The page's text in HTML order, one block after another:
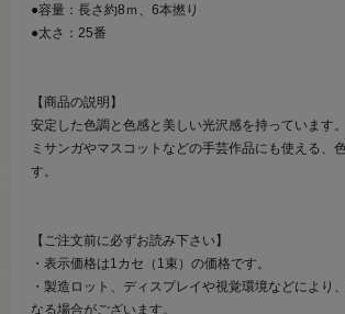
●容量：長さ約8ｍ、6本撚り
●太さ：25番
【商品の説明】
安定した色調と色感と美しい光沢感を持っています。
ミサンガやマスコットなどの手芸作品にも使える、
す。
【ご注文前に必ずお読み下さい】
・表示価格は1カセ（1束）の価格です。
・製造ロット、ディスプレイや視覚環境などにより
なる場合がございます。